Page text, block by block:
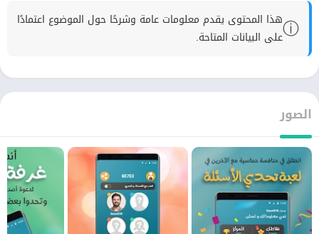
ⓘهذا المحتوى يقدم معلومات عامة وشرحًا حول الموضوع اعتمادًا
على البيانات المتاحة.
الصور